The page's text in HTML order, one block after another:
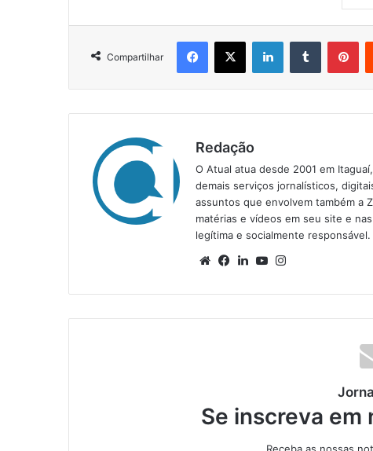
Compartilhar
Redação
O Atual atua desde 2001 em
demais serviços jornalísticos,
assuntos que envolvem também a
matérias e vídeos em seu site e
legítima e socialmente responsável.
We
te
Fa
bo
ok
Lin
din
Yo
ub
e
ra
m
Se inscreva